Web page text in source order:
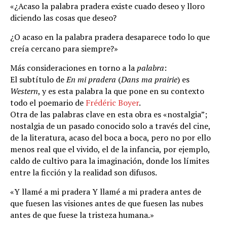
«¿Acaso la palabra pradera existe cuado deseo y lloro
diciendo las cosas que deseo?
¿O acaso en la palabra pradera desaparece todo lo que
creía cercano para siempre?»
Más consideraciones en torno a lapalabra:
El subtítulo deEn mi pradera (Dans ma prairie) es
Western, y es esta palabra la que pone en su contexto
todo el poemario de Frédéric Boyer.
Otra de las palabras clave en esta obra es «nostalgia”;
nostalgia de un pasado conocido solo a través del cine,
de la literatura, acaso del boca a boca, pero no por ello
menos real que el vivido, el de la infancia, por ejemplo,
caldo de cultivo para la imaginación, donde los límites
entre la ficción y la realidad son difusos.
«Y llamé a mi pradera Y llamé a mi pradera antes de
que fuesen las visiones antes de que fuesen las nubes
antes de que fuese la tristeza humana.»